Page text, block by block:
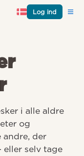
Log ind
i alle aldre
og
andre, der
eller selv tage